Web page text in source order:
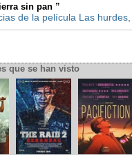
sin pan ”
de la película Las
que se han visto